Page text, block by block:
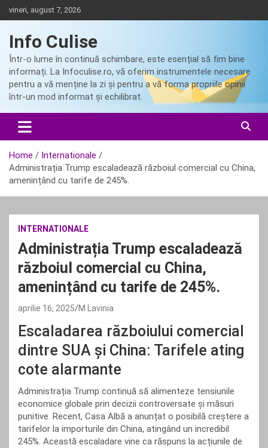
Skip
to
vineri, august 7, 2026
Info Culise
Într-o lume în continuă schimbare, este esențial să fim bine
informați. La Infoculise.ro, vă oferim instrumentele necesare
pentru a vă menține la zi și pentru a vă forma propriile opinii
într-un mod informat și echilibrat.
Home
Internationale
Administrația Trump escaladează războiul comercial cu China,
amenințând cu tarife de 245%.
INTERNATIONALE
Administrația Trump escaladează
războiul comercial cu China,
amenințând cu tarife de 245%.
aprilie 16, 2025 M Lavinia
Escaladarea războiului comercial
dintre SUA și China: Tarifele ating
cote alarmante
Administrația Trump continuă să alimenteze tensiunile
economice globale prin decizii controversate și măsuri
punitive. Recent, Casa Albă a anunțat o posibilă creștere a
tarifelor la importurile din China, atingând un incredibil
245%. Această escaladare vine ca răspuns la acțiunile de